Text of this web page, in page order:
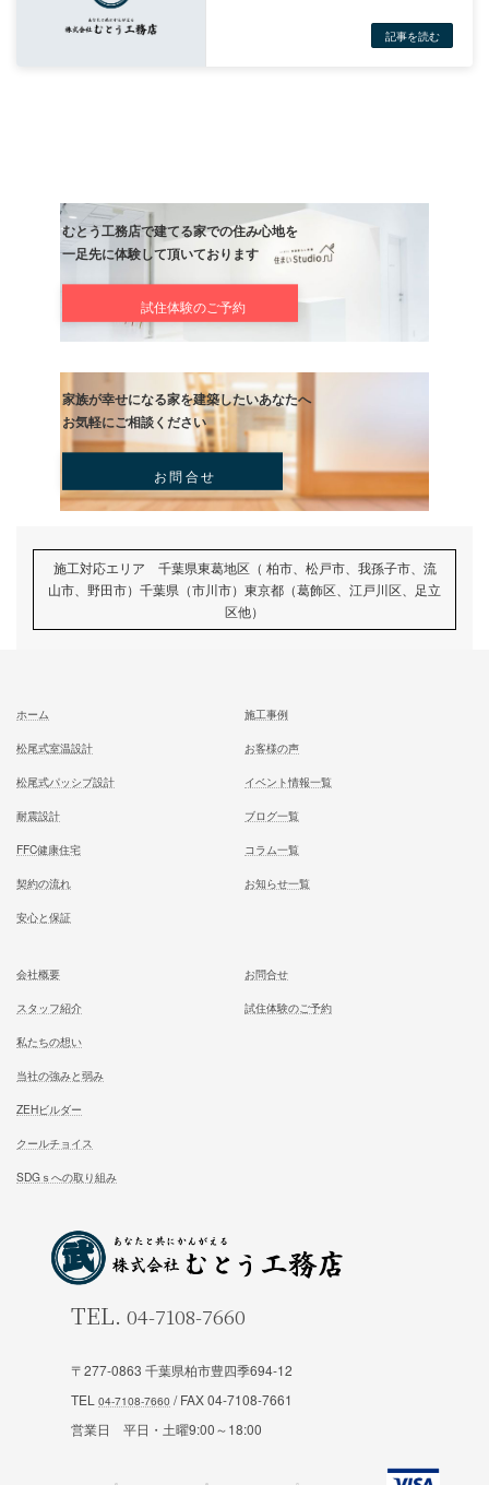
みんなでやりましよう！
だって自分の子どもの安全や、住んでいる環境さえ変わっていきま
[#IMAGE|S43#][#IMAGE|S49#]
日記
前の記事
屋根~！
記事
次の記事
一週間の始まり！
一足先に体験して頂いております
家族が幸せになる家を建築したいあなたへ
お気軽にご相談ください
お問合せ
山市、野田市）千葉県（市川市）東京都（葛飾区、江戸川区
区他）
〒277-0863 千葉県柏市豊四季694-12
TEL
/ FAX 04-7108-7661
営業日 平日・土曜9:00～18:00